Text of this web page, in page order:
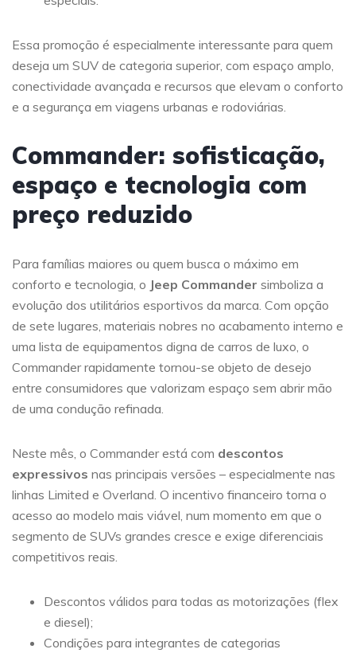
Essa promoção é especialmente interessante para quem
deseja um SUV de categoria superior, com espaço amplo,
conectividade avançada e recursos que elevam o conforto
e a segurança em viagens urbanas e rodoviárias.
Commander: sofisticação,
espaço e tecnologia com
preço reduzido
Para famílias maiores ou quem busca o máximo em
conforto e tecnologia, o Jeep Commander simboliza a
evolução dos utilitários esportivos da marca. Com opção
de sete lugares, materiais nobres no acabamento interno e
uma lista de equipamentos digna de carros de luxo, o
Commander rapidamente tornou-se objeto de desejo
entre consumidores que valorizam espaço sem abrir mão
de uma condução refinada.
Neste mês, o Commander está com descontos
expressivos nas principais versões – especialmente nas
linhas Limited e Overland. O incentivo financeiro torna o
acesso ao modelo mais viável, num momento em que o
segmento de SUVs grandes cresce e exige diferenciais
competitivos reais.
Descontos válidos para todas as motorizações (flex
e diesel);
Condições para integrantes de categorias